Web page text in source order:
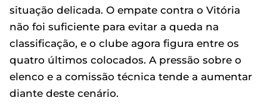
situação delicada. O empate contra o Vitória
não foi suficiente para evitar a queda na
classificação, e o clube agora figura entre os
quatro últimos colocados. A pressão sobre o
elenco e a comissão técnica tende a aumentar
diante deste cenário.